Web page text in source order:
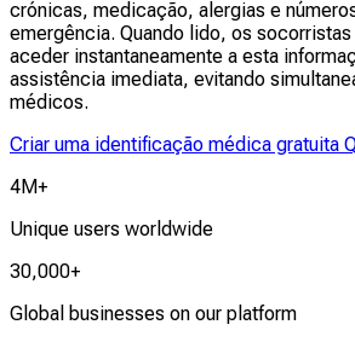
crónicas, medicação, alergias e
emergência. Quando lido, os
aceder instantaneamente a esta
assistência imediata, evitando
médicos.
Criar uma identificação médica gratuita
4M+
Unique users worldwide
30,000+
Global businesses on our platform